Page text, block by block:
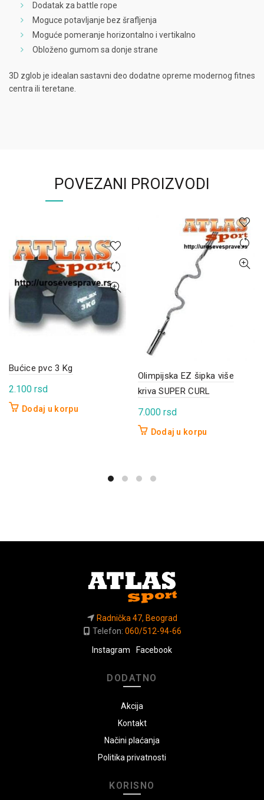
Dodatak za battle rope
Moguce potavljanje bez šrafljenja
Moguće pomeranje horizontalno i vertikalno
Obloženo gumom sa donje strane
3D zglob je idealan sastavni deo dodatne opreme modernog fitnes
centra ili teretane.
POVEZANI PROIZVODI
Bućice pvc 3 Kg
2.100 rsd
Dodaj u korpu
Olimpijska EZ šipka više
kriva SUPER CURL
7.000 rsd
Dodaj u korpu
Radnička 47, Beograd
Telefon: 060/512-94-66
Instagram
Facebook
DODATNO
Akcija
Kontakt
Načini plaćanja
Politika privatnosti
KORISNO